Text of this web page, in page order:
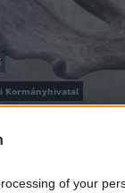
of your
Kormányhivatal
nélküli